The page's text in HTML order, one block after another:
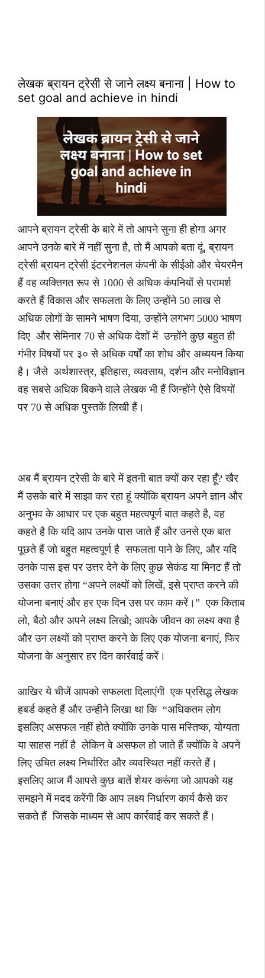
लेखक ब्रायन ट्रेसी से जाने लक्ष्य बनाना | How to
set goal and achieve in hindi
आपने ब्रायन ट्रेसी के बारे में तो आपने सुना ही होगा अगर
आपने उनके बारे में नहीं सुना है, तो मैं आपको बता दूं, ब्रायन
ट्रेसी ब्रायन ट्रेसी इंटरनेशनल कंपनी के सीईओ और चेयरमैन
हैं वह व्यक्तिगत रूप से 1000 से अधिक कंपनियों से परामर्श
करते हैं विकास और सफलता के लिए उन्होंने 50 लाख से
अधिक लोगों के सामने भाषण दिया, उन्होंने लगभग 5000 भाषण
दिए और सेमिनार 70 से अधिक देशों में उन्होंने कुछ बहुत ही
गंभीर विषयों पर ३० से अधिक वर्षों का शोध और अध्ययन किया
है। जैसे अर्थशास्त्र, इतिहास, व्यवसाय, दर्शन और मनोविज्ञान
वह सबसे अधिक बिकने वाले लेखक भी हैं जिन्होंने ऐसे विषयों
पर 70 से अधिक पुस्तकें लिखी हैं।
अब मैं ब्रायन ट्रेसी के बारे में इतनी बात क्यों कर रहा हूँ? खैर
मैं उसके बारे में साझा कर रहा हूं क्योंकि ब्रायन अपने ज्ञान और
अनुभव के आधार पर एक बहुत महत्वपूर्ण बात कहते है, वह
कहते है कि यदि आप उनके पास जाते हैं और उनसे एक बात
पूछते हैं जो बहुत महत्वपूर्ण है सफलता पाने के लिए, और यदि
उनके पास इस पर उत्तर देने के लिए कुछ सेकंड या मिनट हैं तो
उसका उत्तर होगा “अपने लक्ष्यों को लिखें, इसे प्राप्त करने की
योजना बनाएं और हर एक दिन उस पर काम करें।” एक किताब
लो, बैठो और अपने लक्ष्य लिखो; आपके जीवन का लक्ष्य क्या है
और उन लक्ष्यों को प्राप्त करने के लिए एक योजना बनाएं, फिर
योजना के अनुसार हर दिन कार्रवाई करें।
आखिर ये चीजें आपको सफलता दिलाएंगी एक प्रसिद्ध लेखक
हबर्ड कहते हैं और उन्हीने लिखा था कि “अधिकतम लोग
इसलिए असफल नहीं होते क्योंकि उनके पास मस्तिष्क, योग्यता
या साहस नहीं है लेकिन वे असफल हो जाते हैं क्योंकि वे अपने
लिए उचित लक्ष्य निर्धारित और व्यवस्थित नहीं करते हैं।
इसलिए आज मैं आपसे कुछ बातें शेयर करूंगा जो आपको यह
समझने में मदद करेंगी कि आप लक्ष्य निर्धारण कार्य कैसे कर
सकते हैं जिसके माध्यम से आप कार्रवाई कर सकते हैं।